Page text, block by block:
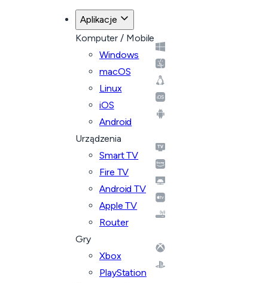
Aplikacje
Komputer / Mobile
Windows
macOS
Linux
iOS
Android
Urządzenia
Smart TV
Fire TV
Android TV
Apple TV
Router
Gry
Xbox
PlayStation